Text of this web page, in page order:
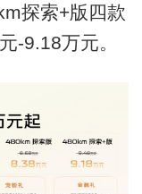
探索+版四款
-9.18万元。